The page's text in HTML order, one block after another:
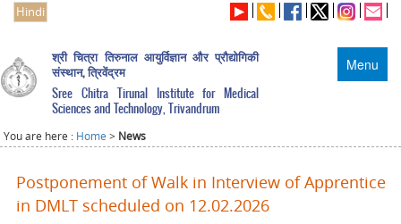
Hindi
Menu
श्री चित्रा तिरुनाल आयुर्विज्ञान और प्रौद्योगिकी
संस्थान, त्रिवेंद्रम
Sree Chitra Tirunal Institute for Medical
Sciences and Technology, Trivandrum
You are here : Home > News
Postponement of Walk in Interview of Apprentice
in DMLT scheduled on 12.02.2026